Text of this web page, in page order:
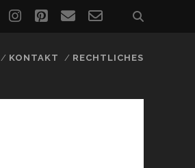
instagram
pinterest
emailemail-
KONTAKT RECHTLICHES